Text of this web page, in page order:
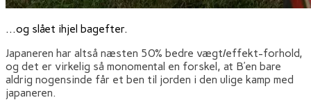
…og slået ihjel bagefter.
Japaneren har altså næsten 50% bedre vægt/effekt-forhold,
og det er virkelig så monomental en forskel, at B’en bare
aldrig nogensinde får et ben til jorden i den ulige kamp med
japaneren.